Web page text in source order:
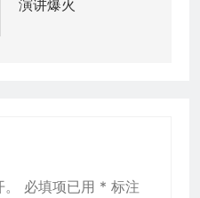
演讲爆火
必填项已用 * 标注